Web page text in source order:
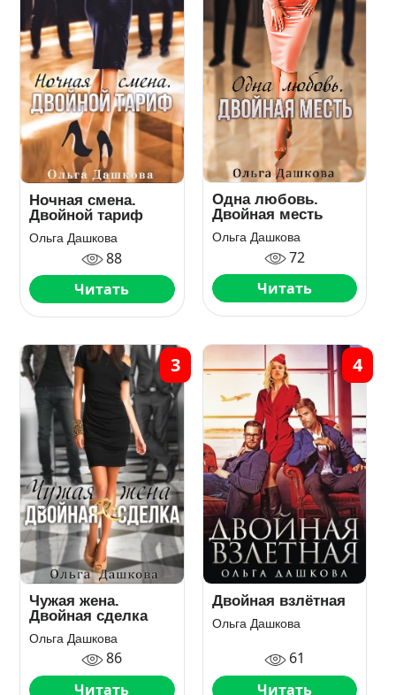
Ночная смена.
Двойной тариф
Ольга Дашкова
88
Читать
Одна любовь.
Двойная месть
Ольга Дашкова
72
Читать
Чужая жена.
Двойная сделка
Ольга Дашкова
86
Читать
3
Двойная взлётная
Ольга Дашкова
61
Читать
4